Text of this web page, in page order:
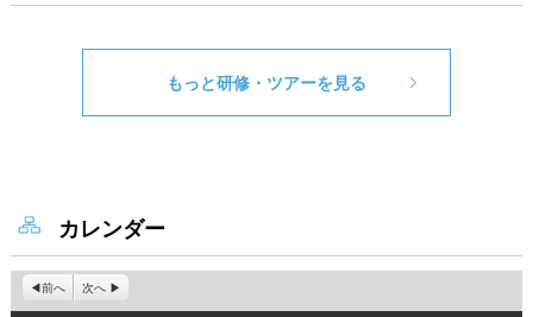
もっと研修・ツアーを見る
カレンダー
前へ 次へ